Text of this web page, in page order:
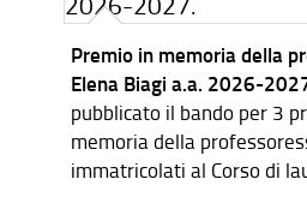
Premio in memoria della
Elena Biagi a.a. 2026-
pubblicato il bando per 3
memoria della
immatricolati al Corso di